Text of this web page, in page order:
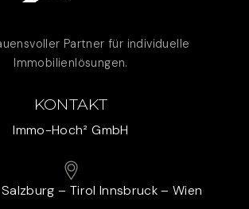
Partner für individuelle
Immobilienlösungen.
KONTAKT
Immo-Hoch² GmbH
– Tirol Innsbruck – Wien